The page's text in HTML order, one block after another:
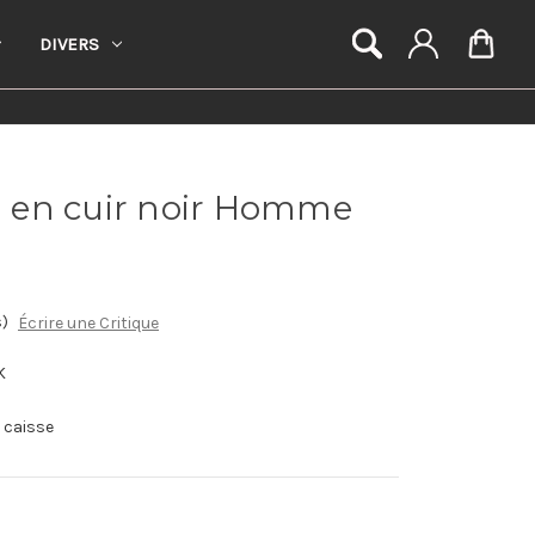
DIVERS
cuir noir Homme
Écrire une Critique
caisse